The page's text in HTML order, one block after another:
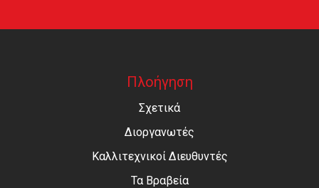
Πλοήγηση
Σχετικά
Διοργανωτές
Καλλιτεχνικοί Διευθυντές
Τα Βραβεία